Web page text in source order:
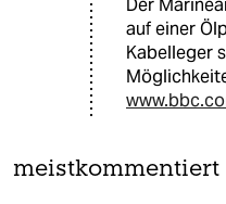
Der
auf einer
Kabelleger
meistkommentiert